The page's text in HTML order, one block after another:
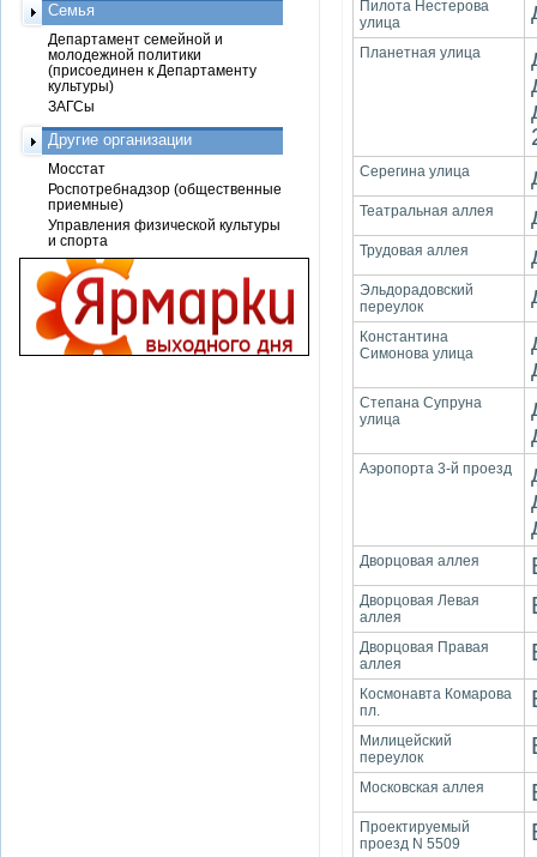
Пилота Нестерова
улица
Планетная улица
Серегина улица
Театральная аллея
Трудовая аллея
Эльдорадовский
переулок
Константина
Симонова улица
Степана Супруна
улица
Аэропорта 3-й проезд
Дворцовая аллея
Дворцовая Левая
аллея
Дворцовая Правая
аллея
Космонавта Комарова
пл.
Милицейский
переулок
Московская аллея
Проектируемый
проезд N 5509
Семья
Департамент семейной и
молодежной политики
(присоединен к Департаменту
культуры)
ЗАГСы
Другие организации
Мосстат
Роспотребнадзор (общественные
приемные)
Управления физической культуры
и спорта